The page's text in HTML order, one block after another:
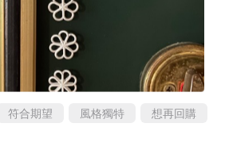
符合期望 風格獨特 想再回購